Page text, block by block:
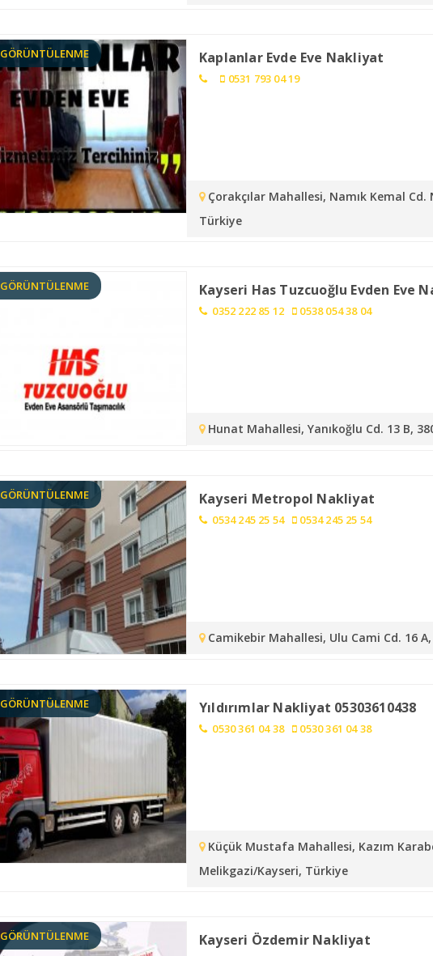
Kaplanlar Evde Eve Nakliyat
0531 793 04 19
Çorakçılar Mahallesi, Namık Kemal
Türkiye
Kayseri Has Tuzcuoğlu Evden Eve
0352 222 85 12 0538 054 38 04
Hunat Mahallesi, Yanıkoğlu Cd. 13 B,
Kayseri Metropol Nakliyat
0534 245 25 54 0534 245 25 54
Camikebir Mahallesi, Ulu Cami Cd. 16
Yıldırımlar Nakliyat 05303610438
0530 361 04 38 0530 361 04 38
Küçük Mustafa Mahallesi, Kazım
Melikgazi/Kayseri, Türkiye
Kayseri Özdemir Nakliyat